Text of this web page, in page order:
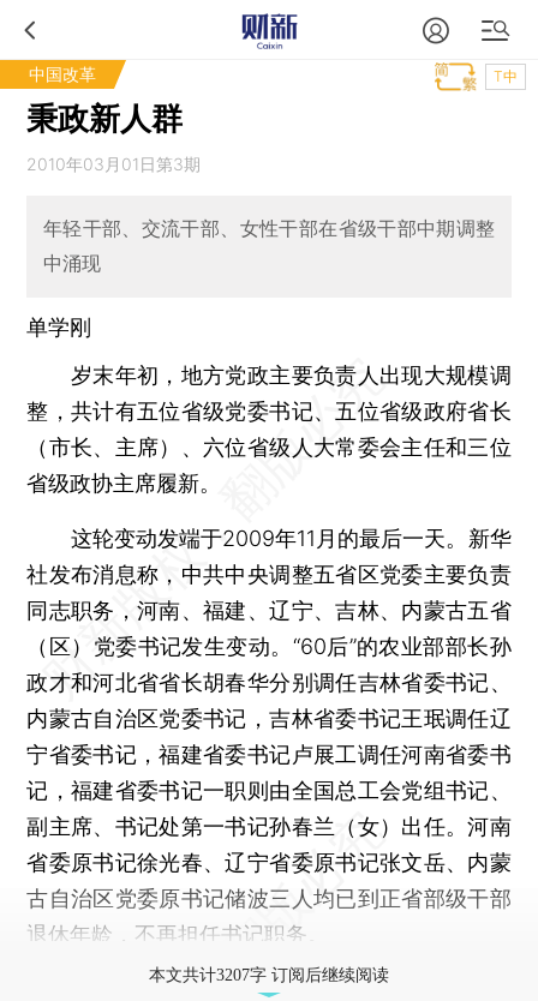
中国改革 T中
秉政新人群
2010年03月01日第3期
年轻干部、交流干部、女性干部在省级干部中期调整
中涌现
单学刚
岁末年初，地方党政主要负责人出现大规模调
整，共计有五位省级党委书记、五位省级政府省长
（市长、主席）、六位省级人大常委会主任和三位
省级政协主席履新。
这轮变动发端于2009年11月的最后一天。新华
社发布消息称，中共中央调整五省区党委主要负责
同志职务，河南、福建、辽宁、吉林、内蒙古五省
（区）党委书记发生变动。“60后”的农业部部长孙
政才和河北省省长胡春华分别调任吉林省委书记、
内蒙古自治区党委书记，吉林省委书记王珉调任辽
宁省委书记，福建省委书记卢展工调任河南省委书
记，福建省委书记一职则由全国总工会党组书记、
副主席、书记处第一书记孙春兰（女）出任。河南
省委原书记徐光春、辽宁省委原书记张文岳、内蒙
古自治区党委原书记储波三人均已到正省部级干部
退休年龄，不再担任书记职务。
本文共计3207字 订阅后继续阅读